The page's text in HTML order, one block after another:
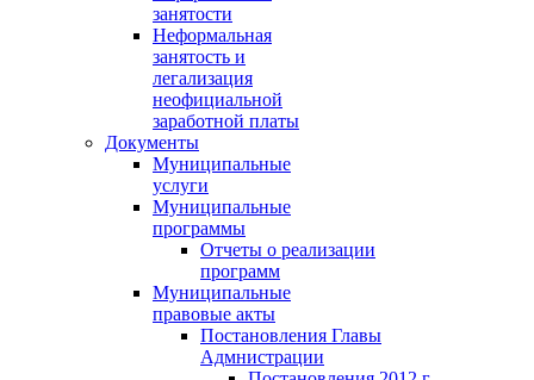
занятости
Неформальная
занятость и
легализация
неофициальной
заработной платы
Документы
Муниципальные
услуги
Муниципальные
программы
Отчеты о реализации
программ
Муниципальные
правовые акты
Постановления Главы
Адмнистрации